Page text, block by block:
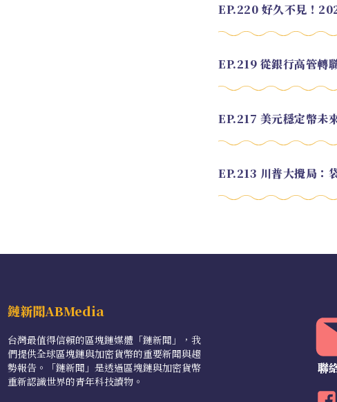
鏈新聞ABMedia
台灣最值得信賴的區塊鏈媒體「鏈新聞」，我
們提供全球區塊鏈與加密貨幣的重要新聞與趨
勢報告。「鏈新聞」是透過區塊鏈與加密貨幣
重新認識世界的青年科技讀物。
聯